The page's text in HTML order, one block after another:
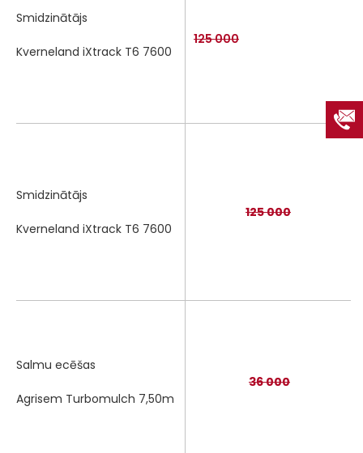
Smidzinātājs
Kverneland iXtrack T6 7600
125 000
Smidzinātājs
Kverneland iXtrack T6 7600
125 000
Salmu ecēšas
Agrisem Turbomulch 7,50m
36 000